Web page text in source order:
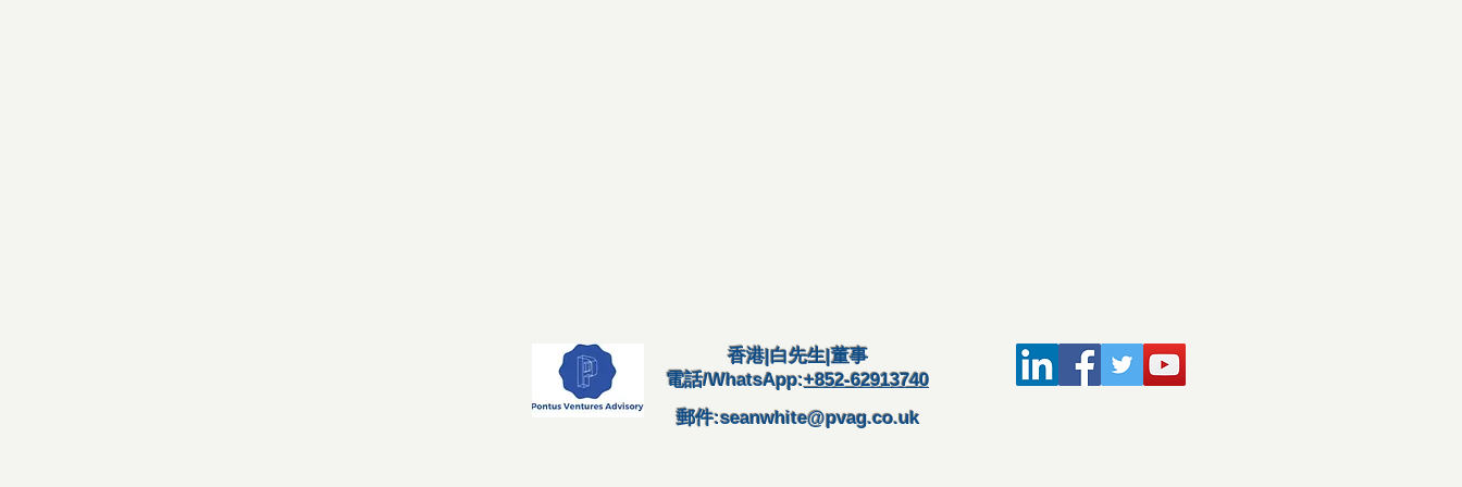
香港|白先生|董事
電話/WhatsApp:+852-62913740
郵件:seanwhite@pvag.co.uk